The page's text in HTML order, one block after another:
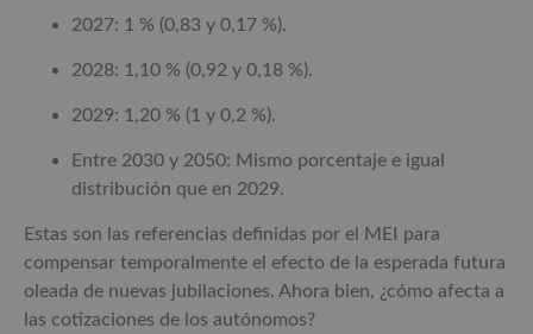
2027: 1 % (0,83 y 0,17 %).
2028: 1,10 % (0,92 y 0,18 %).
2029: 1,20 % (1 y 0,2 %).
Entre 2030 y 2050: Mismo porcentaje e igual
distribución que en 2029.
Estas son las referencias definidas por el MEI para
compensar temporalmente el efecto de la esperada futura
oleada de nuevas jubilaciones. Ahora bien, ¿cómo afecta a
las cotizaciones de los autónomos?